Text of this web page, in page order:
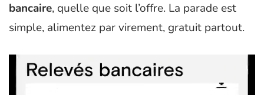
bancaire, quelle que soit l’offre. La parade est
simple, alimentez par virement, gratuit partout.